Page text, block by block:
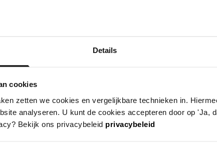
Details
cookies
zetten we cookies en vergelijkbare technieken in.
analyseren. U kunt de cookies accepteren door op 'Ja,
Bekijk ons privacybeleid privacybeleid